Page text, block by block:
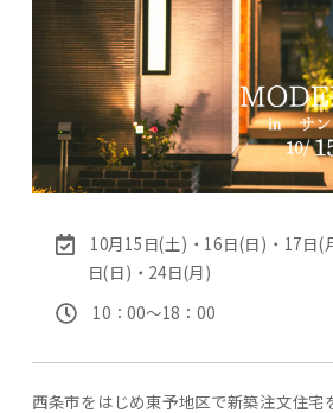
10月15日(土)・16日(日)・17日(
日(日)・24日(月)
10：00〜18：00
西条市をはじめ東予地区で新築注文住宅